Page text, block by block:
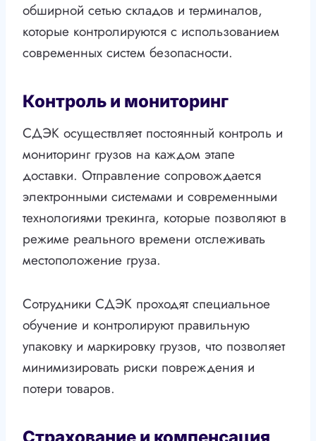
обширной сетью складов и терминалов,
которые контролируются с использованием
современных систем безопасности.
Контроль и мониторинг
СДЭК осуществляет постоянный контроль и
мониторинг грузов на каждом этапе
доставки. Отправление сопровождается
электронными системами и современными
технологиями трекинга, которые позволяют в
режиме реального времени отслеживать
местоположение груза.
Сотрудники СДЭК проходят специальное
обучение и контролируют правильную
упаковку и маркировку грузов, что позволяет
минимизировать риски повреждения и
потери товаров.